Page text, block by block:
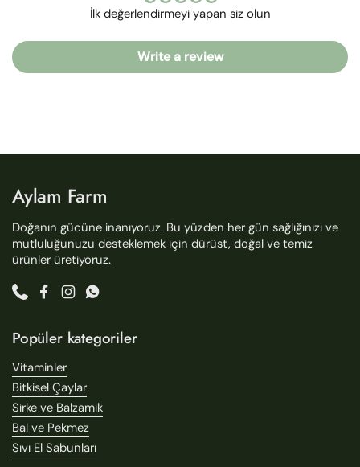
İlk değerlendirmeyi yapan siz olun
Write a review
Aylam Farm
Doğanın gücüne inanıyoruz. Bu yüzden her gün sağlığınızı ve
mutluluğunuzu desteklemek için dürüst, doğal ve temiz
ürünler üretiyoruz.
PhoneFacebook
InstagramWhatsApp
Popüler kategoriler
Vitaminler
Bitkisel Çaylar
Sirke ve Balzamik
Bal ve Pekmez
Sıvı El Sabunları